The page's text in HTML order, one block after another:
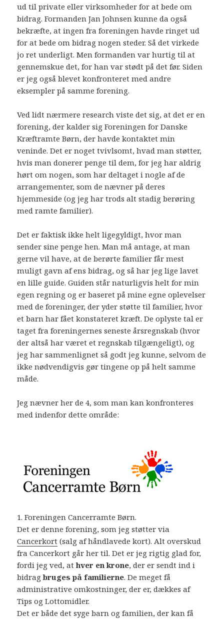
ud til private eller virksomheder for at bede om
bidrag. Formanden Jan Johnsen kunne da også
bekræfte, at ingen fra foreningen havde ringet ud
for at bede om bidrag nogen steder. Så det virkede
jo ret underligt. Men formanden var hurtig til at
gennemskue det, for han var stødt på det før. Siden
er jeg også blevet konfronteret med andre
eksempler på samme forening.
Ved lidt nærmere research viste det sig, at det er en
forening, der kalder sig Foreningen for Danske
Kræftramte Børn, der havde kontaktet min
veninde. Det er noget tvivlsomt, hvad man støtter,
hvis man donerer penge til dem, for jeg har aldrig
hørt om nogen, som har deltaget i nogle af de
arrangementer, som de nævner på deres
hjemmeside (og jeg har trods alt stadig berøring
med ramte familier).
Det er faktisk ikke helt ligegyldigt, hvor man
sender sine penge hen. Man må antage, at man
gerne vil have, at de berørte familier får mest
muligt gavn af ens bidrag, og så har jeg lige lavet
en lille guide. Guiden står naturligvis helt for min
egen regning og er baseret på mine egne oplevelser
med de foreninger, der yder støtte til familier, hvor
et barn har fået konstateret kræft. De oplyste tal er
taget fra foreningernes seneste årsregnskab (hvor
der altså har været et regnskab tilgængeligt), og
jeg har sammenlignet så godt jeg kunne, selvom de
ikke nødvendigvis gør tingene op på helt samme
måde.
Jeg nævner her de 4, som man kan konfronteres
med indenfor dette område:
1. Foreningen Cancerramte Børn.
Det er denne forening, som jeg støtter via
Cancerkort (salg af håndlavede kort). Alt overskud
fra Cancerkort går her til. Det er jeg rigtig glad for,
fordi jeg ved, athver en krone, der er sendt ind i
bidragbruges på familierne. De meget få
administrative omkostninger, der er, dækkes af
Tips og Lottomidler.
Det er både det syge barn og familien, der kan få